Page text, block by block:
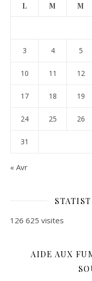
L M M
3 4 5
10 11 12
17 18 19
24 25 26
31
« Avr
126 625 visites
AIDE AUX